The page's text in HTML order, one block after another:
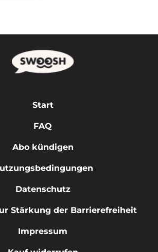
Start
FAQ
Abo kündigen
Datenschutz
Stärkung der Barrierefreiheit
Impressum